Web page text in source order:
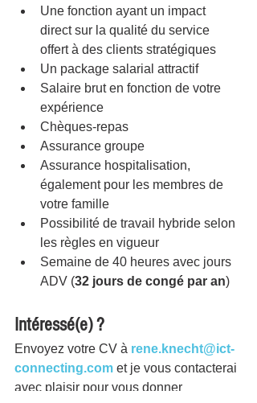
Une fonction ayant un impact
direct sur la qualité du service
offert à des clients stratégiques
Un package salarial attractif
Salaire brut en fonction de votre
expérience
Chèques-repas
Assurance groupe
Assurance hospitalisation,
également pour les membres de
votre famille
Possibilité de travail hybride selon
les règles en vigueur
Semaine de 40 heures avec jours
ADV (32 jours de congé par an)
Intéressé(e) ?
Envoyez votre CV à rene.knecht@ict-
connecting.com et je vous contacterai
avec plaisir pour vous donner